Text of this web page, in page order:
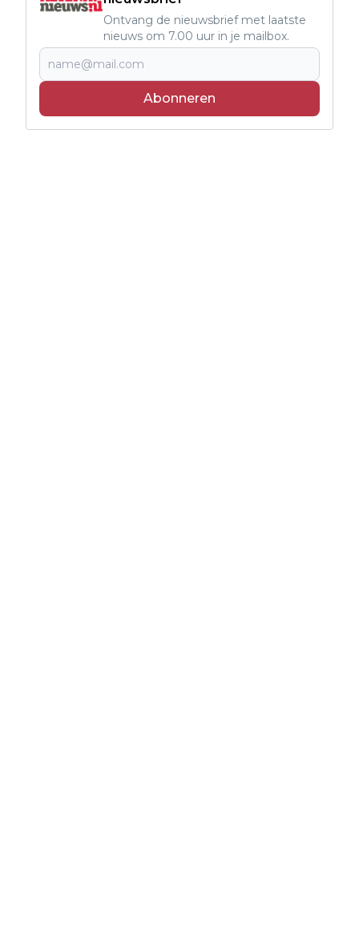
Ontvang de nieuwsbrief met laatste
nieuws om 7.00 uur in je mailbox.
Abonneren